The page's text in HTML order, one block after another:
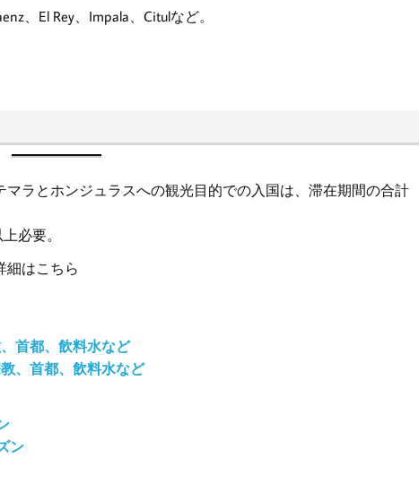
、El Rey、Impala、Citulなど。
マラとホンジュラスへの観光目的での入国は、滞在期間の合計
必要。
細はこちら
首都、飲料水など
、首都、飲料水など
ン